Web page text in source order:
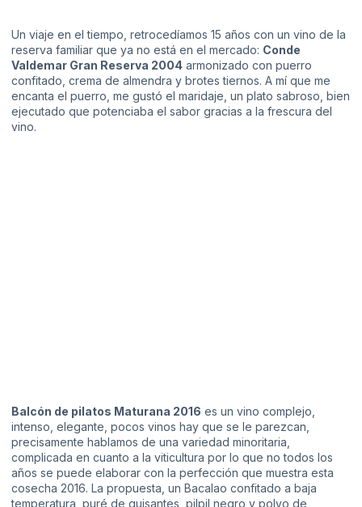
Un viaje en el tiempo, retrocedíamos 15 años con un vino de la
reserva familiar que ya no está en el mercado: Conde
Valdemar Gran Reserva 2004 armonizado con puerro
confitado, crema de almendra y brotes tiernos. A mí que me
encanta el puerro, me gustó el maridaje, un plato sabroso, bien
ejecutado que potenciaba el sabor gracias a la frescura del
vino.
Balcón de pilatos Maturana 2016 es un vino complejo,
intenso, elegante, pocos vinos hay que se le parezcan,
precisamente hablamos de una variedad minoritaria,
complicada en cuanto a la viticultura por lo que no todos los
años se puede elaborar con la perfección que muestra esta
cosecha 2016. La propuesta, un Bacalao confitado a baja
temperatura, puré de guisantes, pilpil negro y polvo de